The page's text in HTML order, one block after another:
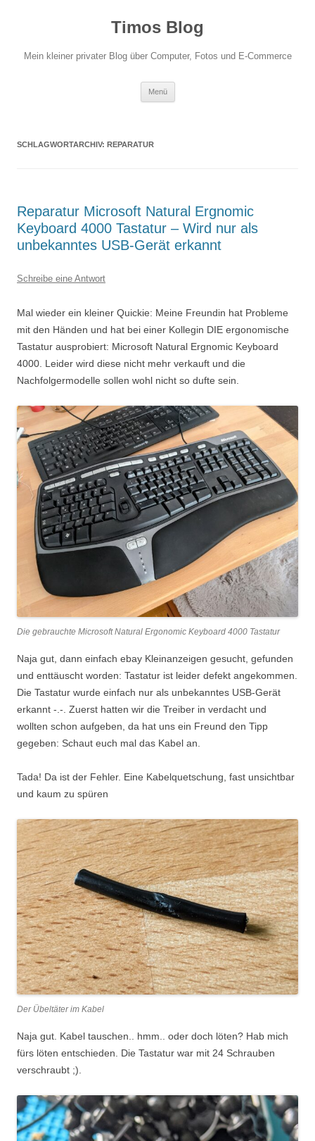
Timos Blog
Mein kleiner privater Blog über Computer, Fotos und E-Commerce
Menü
SCHLAGWORTARCHIV: REPARATUR
Reparatur Microsoft Natural Ergnomic
Keyboard 4000 Tastatur – Wird nur als
unbekanntes USB-Gerät erkannt
Schreibe eine Antwort
Mal wieder ein kleiner Quickie: Meine Freundin hat Probleme
mit den Händen und hat bei einer Kollegin DIE ergonomische
Tastatur ausprobiert: Microsoft Natural Ergnomic Keyboard
4000. Leider wird diese nicht mehr verkauft und die
Nachfolgermodelle sollen wohl nicht so dufte sein.
Die gebrauchte Microsoft Natural Ergonomic Keyboard 4000 Tastatur
Naja gut, dann einfach ebay Kleinanzeigen gesucht, gefunden
und enttäuscht worden: Tastatur ist leider defekt angekommen.
Die Tastatur wurde einfach nur als unbekanntes USB-Gerät
erkannt -.-. Zuerst hatten wir die Treiber in verdacht und
wollten schon aufgeben, da hat uns ein Freund den Tipp
gegeben: Schaut euch mal das Kabel an.
Tada! Da ist der Fehler. Eine Kabelquetschung, fast unsichtbar
und kaum zu spüren
Der Übeltäter im Kabel
Naja gut. Kabel tauschen.. hmm.. oder doch löten? Hab mich
fürs löten entschieden. Die Tastatur war mit 24 Schrauben
verschraubt ;).